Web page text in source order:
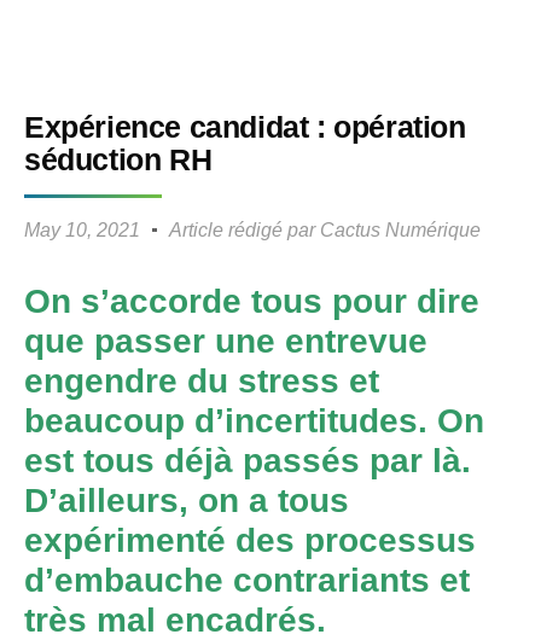
Expérience candidat : opération
séduction RH
May 10, 2021 Article rédigé par Cactus Numérique
On s’accorde tous pour dire
que passer une entrevue
engendre du stress et
beaucoup d’incertitudes. On
est tous déjà passés par là.
D’ailleurs, on a tous
expérimenté des processus
d’embauche contrariants et
très mal encadrés.